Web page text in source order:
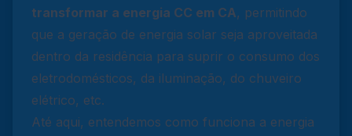
transformar a energia CC em CA, permitindo
que a geração de energia solar seja aproveitada
dentro da residência para suprir o consumo dos
eletrodomésticos, da iluminação, do chuveiro
elétrico, etc.
Até aqui, entendemos como funciona a energia